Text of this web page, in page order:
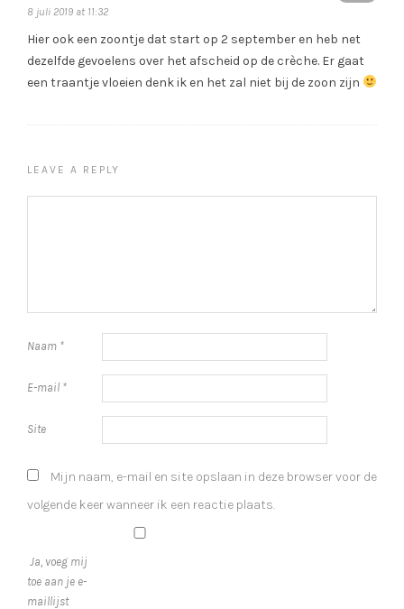
8 juli 2019 at 11:32
Hier ook een zoontje dat start op 2 september en heb net
dezelfde gevoelens over het afscheid op de crèche. Er gaat
een traantje vloeien denk ik en het zal niet bij de zoon zijn
LEAVE A REPLY
Naam *
E-mail *
Site
Mijn naam, e-mail en site opslaan in deze browser voor de
volgende keer wanneer ik een reactie plaats.
Ja, voeg mij
toe aan je e-
maillijst